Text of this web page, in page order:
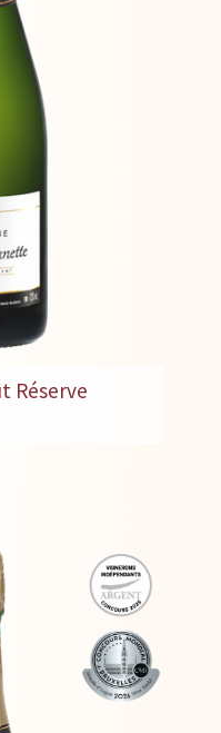
Réserve